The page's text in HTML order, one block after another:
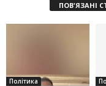
ПОВ'ЯЗАНІ
Політика